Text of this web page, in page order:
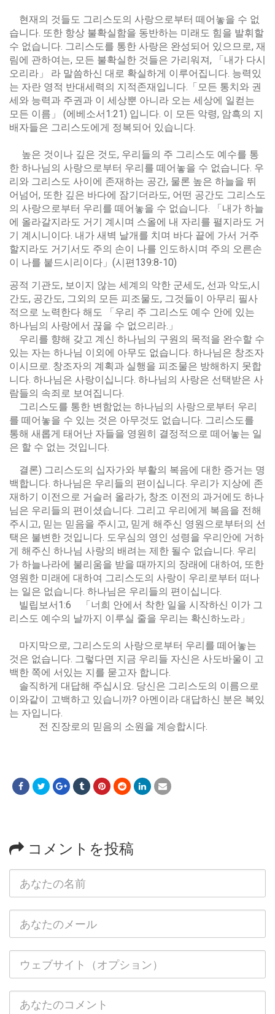
현재의 것들도 그리스도의 사랑으로부터 떼어놓을 수 없
습니다. 또한 항상 불확실함을 동반하는 미래도 힘을 발휘할
수 없습니다. 그리스도를 통한 사랑은 완성되어 있으므로, 재
림에 관하여는, 모든 불확실한 것들은 가리워져, 「내가 다시
오리라」 라 말씀하신 대로 확실하게 이루어집니다. 능력있
는 자란 영적 반대세력의 지적존재입니다.「모든 통치와 권
세와 능력과 주권과 이 세상뿐 아니라 오는 세상에 일컫는
모든 이름」 (에베소서1:21) 입니다. 이 모든 악령, 암흑의 지
배자들은 그리스도에게 정복되어 있습니다.
높은 것이나 깊은 것도, 우리들의 주 그리스도 예수를 통
한 하나님의 사랑으로부터 우리를 떼어놓을 수 없습니다. 우
리와 그리스도 사이에 존재하는 공간, 물론 높은 하늘을 뛰
어넘어, 또한 깊은 바다에 잠기더라도, 어떤 공간도 그리스도
의 사랑으로부터 우리를 떼어놓을 수 없습니다. 「내가 하늘
에 올라갈지라도 거기 계시며 스올에 내 자리를 펼지라도 거
기 계시니이다. 내가 새벽 날개를 치며 바다 끝에 가서 거주
할지라도 거기서도 주의 손이 나를 인도하시며 주의 오른손
이 나를 붙드시리이다」(시편139:8-10)
공적 기관도, 보이지 않는 세계의 악한 군세도, 선과 악도,시
간도, 공간도, 그외의 모든 피조물도, 그것들이 아무리 필사
적으로 노력한다 해도 「우리 주 그리스도 예수 안에 있는
하나님의 사랑에서 끊을 수 없으리라.」
우리를 향해 갖고 계신 하나님의 구원의 목적을 완수할 수
있는 자는 하나님 이외에 아무도 없습니다. 하나님은 창조자
이시므로. 창조자의 계획과 실행을 피조물은 방해하지 못합
니다. 하나님은 사랑이십니다. 하나님의 사랑은 선택받은 사
람들의 속죄로 보여집니다.
그리스도를 통한 변함없는 하나님의 사랑으로부터 우리
를 떼어놓을 수 있는 것은 아무것도 없습니다. 그리스도를
통해 새롭게 태어난 자들을 영원히 결정적으로 떼어놓는 일
은 할 수 없는 것입니다.
결론) 그리스도의 십자가와 부활의 복음에 대한 증거는 명
백합니다. 하나님은 우리들의 편이십니다. 우리가 지상에 존
재하기 이전으로 거슬러 올라가, 창조 이전의 과거에도 하나
님은 우리들의 편이셨습니다. 그리고 우리에게 복음을 전해
주시고, 믿는 믿음을 주시고, 믿게 해주신 영원으로부터의 선
택은 불변한 것입니다. 도우심의 영인 성령을 우리안에 거하
게 해주신 하나님 사랑의 배려는 제한 될수 없습니다. 우리
가 하늘나라에 불리움을 받을 때까지의 장래에 대하여, 또한
영원한 미래에 대하여 그리스도의 사랑이 우리로부터 떠나
는 일은 없습니다. 하나님은 우리들의 편이십니다.
빌립보서1:6 「너희 안에서 착한 일을 시작하신 이가 그
리스도 예수의 날까지 이루실 줄을 우리는 확신하노라」
마지막으로, 그리스도의 사랑으로부터 우리를 떼어놓는
것은 없습니다. 그렇다면 지금 우리들 자신은 사도바울이 고
백한 쪽에 서있는 지를 묻고자 합니다.
솔직하게 대답해 주십시요. 당신은 그리스도의 이름으로
이와같이 고백하고 있습니까? 아멘이라 대답하신 분은 복있
는 자입니다.
전 진장로의 믿음의 소원을 계승합시다.
コメントを投稿